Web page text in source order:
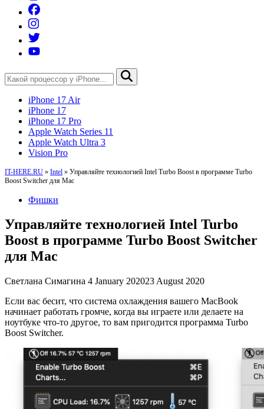
iPhone 17 Air
iPhone 17
iPhone 17 Pro
Apple Watch Series 11
Apple Watch Ultra 3
Vision Pro
IT-HERE.RU » Intel » Управляйте технологией Intel Turbo Boost в программе Turbo
Boost Switcher для Mac
Фишки
Управляйте технологией Intel Turbo
Boost в программе Turbo Boost Switcher
для Mac
Светлана Симагина 4 January 202023 August 2020
Если вас бесит, что система охлаждения вашего MacBook
начинает работать громче, когда вы играете или делаете на
ноутбуке что-то другое, то вам пригодится программа Turbo
Boost Switcher.